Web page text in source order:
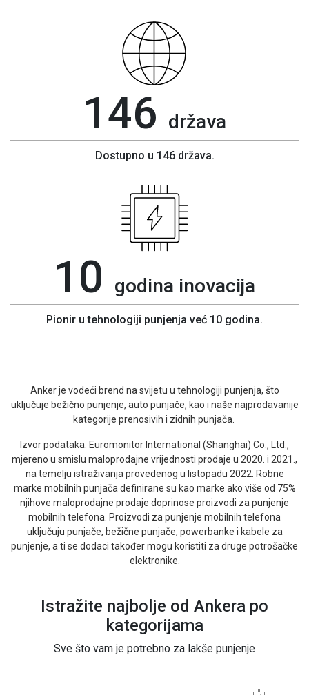
146 država
Dostupno u 146 država.
10 godina inovacija
Pionir u tehnologiji punjenja već 10 godina.
Anker je vodeći brend na svijetu u tehnologiji punjenja, što
uključuje bežično punjenje, auto punjače, kao i naše najprodavanije
kategorije prenosivih i zidnih punjača.
Izvor podataka: Euromonitor International (Shanghai) Co., Ltd.,
mjereno u smislu maloprodajne vrijednosti prodaje u 2020. i 2021.,
na temelju istraživanja provedenog u listopadu 2022. Robne
marke mobilnih punjača definirane su kao marke ako više od 75%
njihove maloprodajne prodaje doprinose proizvodi za punjenje
mobilnih telefona. Proizvodi za punjenje mobilnih telefona
uključuju punjače, bežične punjače, powerbanke i kabele za
punjenje, a ti se dodaci također mogu koristiti za druge potrošačke
elektronike.
Istražite najbolje od Ankera po
kategorijama
Sve što vam je potrebno za lakše punjenje